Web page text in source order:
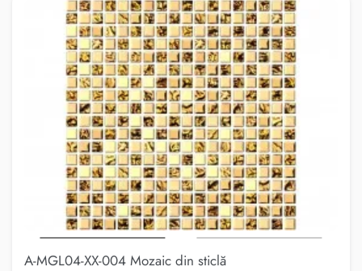
A-MGL04-XX-004 Mozaic din sticlă